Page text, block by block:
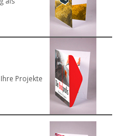
Projekte